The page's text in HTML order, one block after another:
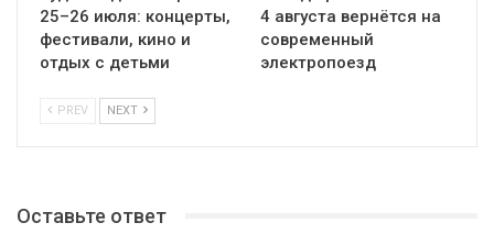
25–26 июля: концерты,
фестивали, кино и
отдых с детьми
4 августа вернётся на
современный
электропоезд
PREV NEXT
Оставьте ответ